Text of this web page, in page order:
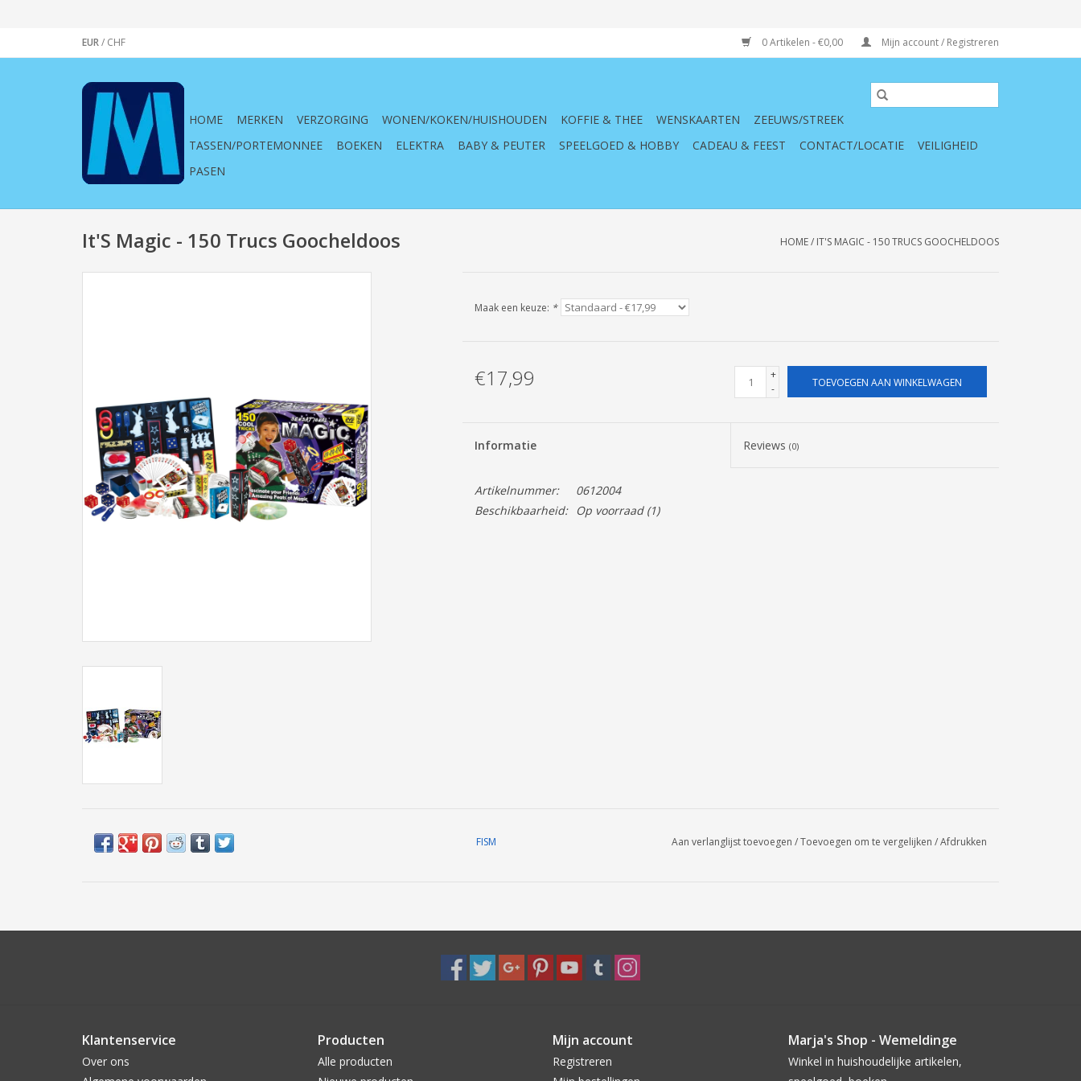
EUR/ CHF 0 Artikelen - €0,00 Mijn account / Registreren
HOME MERKEN VERZORGING WONEN/KOKEN/HUISHOUDEN KOFFIE & THEE WENSKAARTEN
ZEEUWS/STREEK
TASSEN/PORTEMONNEE
BOEKEN ELEKTRA BABY & PEUTER SPEELGOED & HOBBY CADEAU & FEEST CONTACT/LOCATIE
VEILIGHEID
PASEN
It'S Magic - 150 Trucs Goocheldoos HOME/ IT'S MAGIC - 150 TRUCS GOOCHELDOOS
Maak een keuze: *
€17,99
+
-
TOEVOEGEN AAN WINKELWAGEN
Informatie Reviews(0)
Artikelnummer:
0612004
Beschikbaarheid:
Op voorraad(1)
FISM Aan verlanglijst toevoegen /Toevoegen om te vergelijken /Afdrukken
Klantenservice
Over ons
Producten
Alle producten
Mijn account
Registreren
Marja's Shop - Wemeldinge
Winkel in huishoudelijke artikelen,